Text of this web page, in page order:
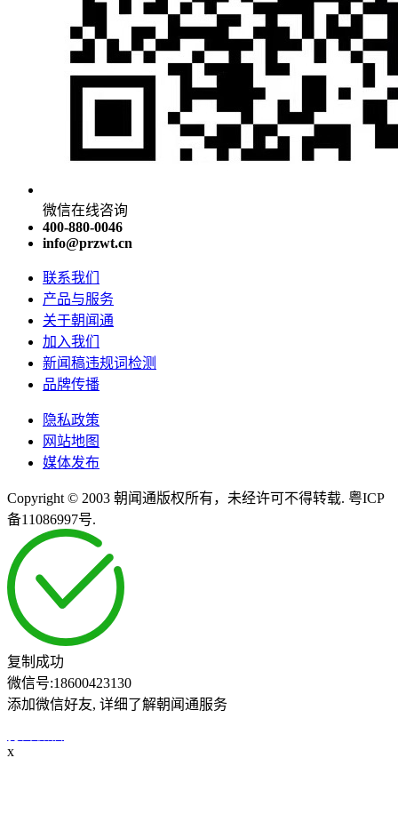
微信在线咨询
400-880-0046
info@przwt.cn
联系我们
产品与服务
关于朝闻通
加入我们
新闻稿违规词检测
品牌传播
隐私政策
网站地图
媒体发布
Copyright © 2003 朝闻通版权所有，未经许可不得转载. 粤ICP
备11086997号.
复制成功
微信号:18600423130
添加微信好友, 详细了解朝闻通服务
x